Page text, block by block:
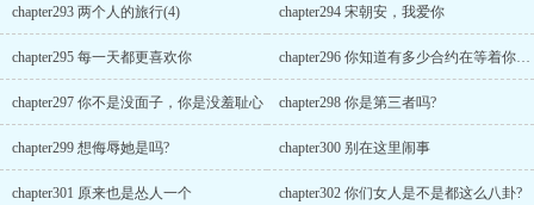
chapter293 两个人的旅行(4) chapter294 宋朝安，我爱你
chapter295 每一天都更喜欢你 chapter296 你知道有多少合约在等着你吗?
chapter297 你不是没面子，你是没羞耻心 chapter298 你是第三者吗?
chapter299 想侮辱她是吗? chapter300 别在这里闹事
chapter301 原来也是怂人一个 chapter302 你们女人是不是都这么八卦?